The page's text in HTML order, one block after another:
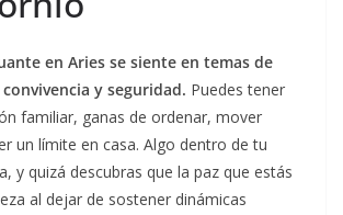
en Aries se siente en temas de
y seguridad. Puedes tener
familiar, ganas de ordenar, mover
un límite en casa. Algo dentro de tu
y quizá descubras que la paz que estás
al dejar de sostener dinámicas